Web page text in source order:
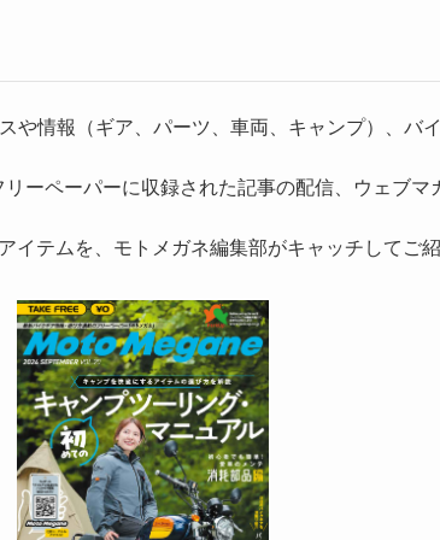
や情報（ギア、パーツ、車両、キャンプ）、バ
ーペーパーに収録された記事の配信、ウェブ
テムを、モトメガネ編集部がキャッチしてご紹